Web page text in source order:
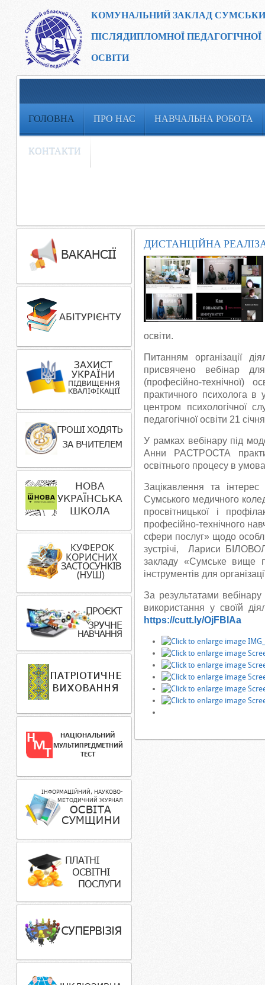
КОМУНАЛЬНИЙ ЗАКЛАД
ПІСЛЯДИПЛОМНОЇ ПЕДАГОГІЧНОЇ
ОСВІТИ
ГОЛОВНА ПРО НАС НАВЧАЛЬНА РОБОТА
КОНТАКТИ
ДИСТАНЦІЙНА
освіти.
Питанням організації
присвячено вебінар
(професійно-технічної)
практичного психолога в
центром психологічної
педагогічної освіти 21
У рамках вебінару під
Анни РАСТРОСТА
освітнього процесу в
Зацікавлення та
Сумського медичного
просвітницької і
професійно-технічного
сфери послуг» щодо
зустрічі, Лариси
закладу «Сумське вище
інструментів для
За результатами
використання у своїй
https://cutt.ly/OjFBIAa